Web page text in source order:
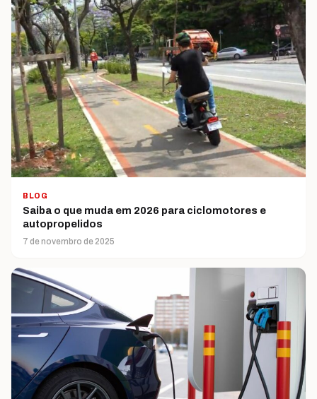
BLOG
Saiba o que muda em 2026 para ciclomotores e
autopropelidos
7 de novembro de 2025